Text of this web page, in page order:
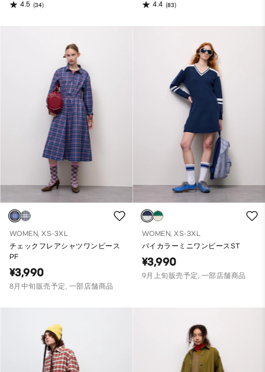
4.5 (34) 4.4 (83)
WOMEN, XS-3XL
チェックフレアシャツワンピース
PF
¥3,990
8月中旬販売予定, 一部店舗商品
WOMEN, XS-3XL
バイカラーミニワンピースST
¥3,990
9月上旬販売予定, 一部店舗商品